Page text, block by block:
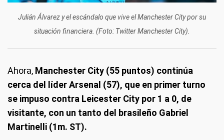
Julián Álvarez y el escándalo que vive el Manchester City por su
situación financiera. (Foto: Twitter Manchester City).
Ahora, Manchester City (55 puntos) continúa
cerca del líder Arsenal (57), que en primer turno
se impuso contra Leicester City por 1 a 0, de
visitante, con un tanto del brasileño Gabriel
Martinelli (1m. ST).